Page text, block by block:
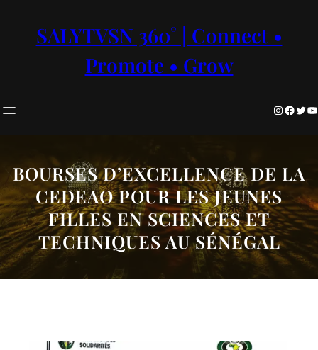
contenuSALYTVSN 360° | Connect •
Promote • Grow
InstagramFacebook Twitter YouTube
BOURSES D’EXCELLENCE DE LA
CEDEAO POUR LES JEUNES
FILLES EN SCIENCES ET
TECHNIQUES AU SÉNÉGAL